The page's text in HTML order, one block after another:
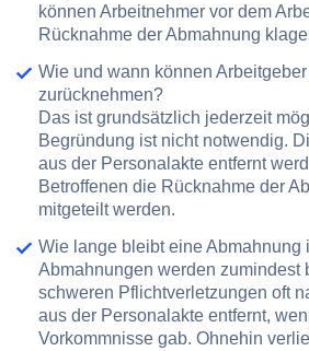
können Arbeitnehmer vor dem
Rücknahme der Abmahnung
Wie und wann können
zurücknehmen?
Das ist grundsätzlich jederzeit
Begründung ist nicht notwendig.
aus der Personalakte entfernt
Betroffenen die Rücknahme der
mitgeteilt werden.
Wie lange bleibt eine Abmahnung
Abmahnungen werden zumindest
schweren Pflichtverletzungen oft
aus der Personalakte entfernt,
Vorkommnisse gab. Ohnehin